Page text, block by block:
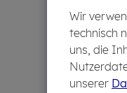
Wir
technisch
uns, die
unserer